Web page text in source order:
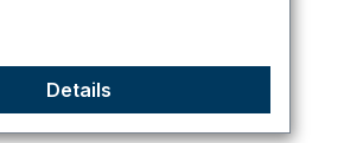
Details